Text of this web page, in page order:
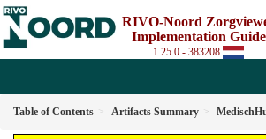
RIVO-Noord
Implementation Guide
1.25.0 - 383208
Table of Contents Artifacts Summary